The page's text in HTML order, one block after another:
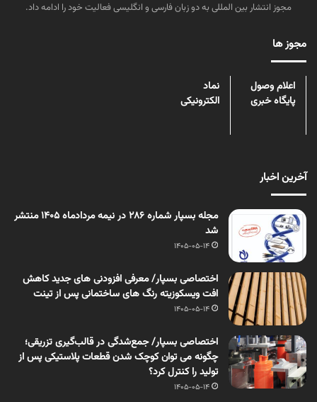
مجوز انتشار بین المللی به دو زبان فارسی و انگلیسی فعالیت خود را ادامه داد.
مجوز ها
اعلام وصول
پایگاه خبری
نماد
الکترونیکی
آخرین اخبار
مجله بسپار شماره 286 در نیمه مردادماه 1405 منتشر
شد
1405-05-14
اختصاصی بسپار/ معرفی افزودنی های جدید کاهش
افت ویسکوزیته رنگ های ساختمانی پس از تینت
1405-05-14
اختصاصی بسپار/ جمع‌شدگی در قالب‌گیری تزریقی؛
چگونه می توان کوچک شدن قطعات پلاستیکی پس از
تولید را کنترل کرد؟
1405-05-14